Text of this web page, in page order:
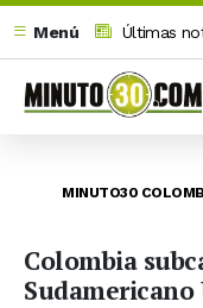
Menú
Últimas
MINUTO30
Colombia